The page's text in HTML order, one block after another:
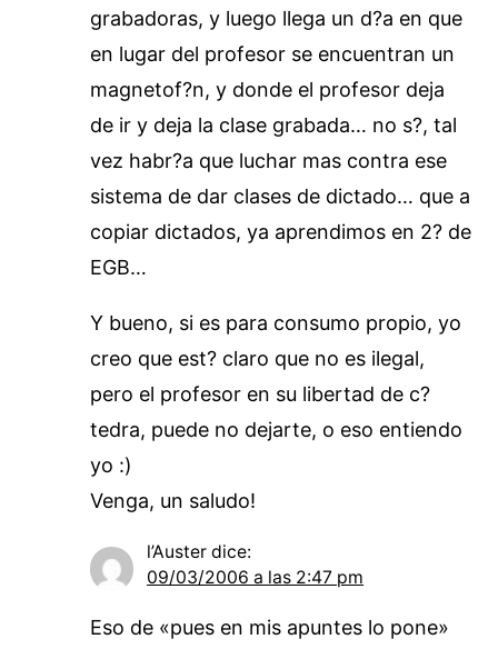
grabadoras, y luego llega un d?a en que
en lugar del profesor se encuentran un
magnetof?n, y donde el profesor deja
de ir y deja la clase grabada… no s?, tal
vez habr?a que luchar mas contra ese
sistema de dar clases de dictado… que a
copiar dictados, ya aprendimos en 2? de
EGB…
Y bueno, si es para consumo propio, yo
creo que est? claro que no es ilegal,
pero el profesor en su libertad de c?
tedra, puede no dejarte, o eso entiendo
yo :)
Venga, un saludo!
l’Auster dice:
09/03/2006 a las 2:47 pm
Eso de «pues en mis apuntes lo pone»